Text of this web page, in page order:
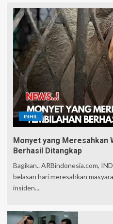
INHIL
Monyet yang Meresahkan
Berhasil Ditangkap
Bagikan.. ARBindonesia.com,
belasan hari meresahkan
insiden...